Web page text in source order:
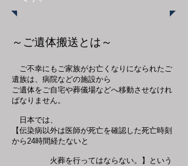
​～ご遺体搬送とは～
ご不幸にもご家族がお亡くなりになられたご
遺族は、病院などの施設から
ご遺体をご自宅や葬儀場などへ移動させなけれ
ばなりません。
日本では、
【伝染病以外は医師が死亡を確認した死亡時刻
から24時間経たないと
火葬を行ってはならない。】という